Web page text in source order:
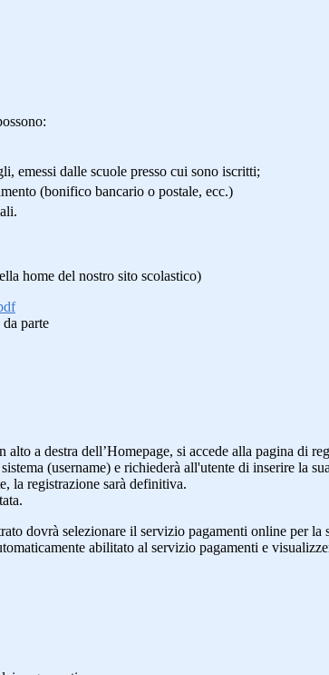
emessi dalle scuole presso cui sono iscritti;
(bonifico bancario o postale, ecc.)
home del nostro sito scolastico)
parte
a destra dell’Homepage, si accede alla pagina di
(username) e richiederà all'utente di inserire la
la registrazione sarà definitiva.
dovrà selezionare il servizio pagamenti online per la
abilitato al servizio pagamenti e